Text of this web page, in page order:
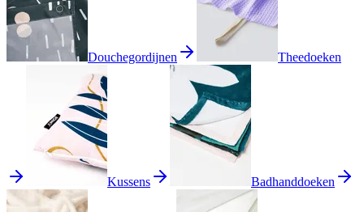
Douchegordijnen Theedoeken
Kussens Badhanddoeken